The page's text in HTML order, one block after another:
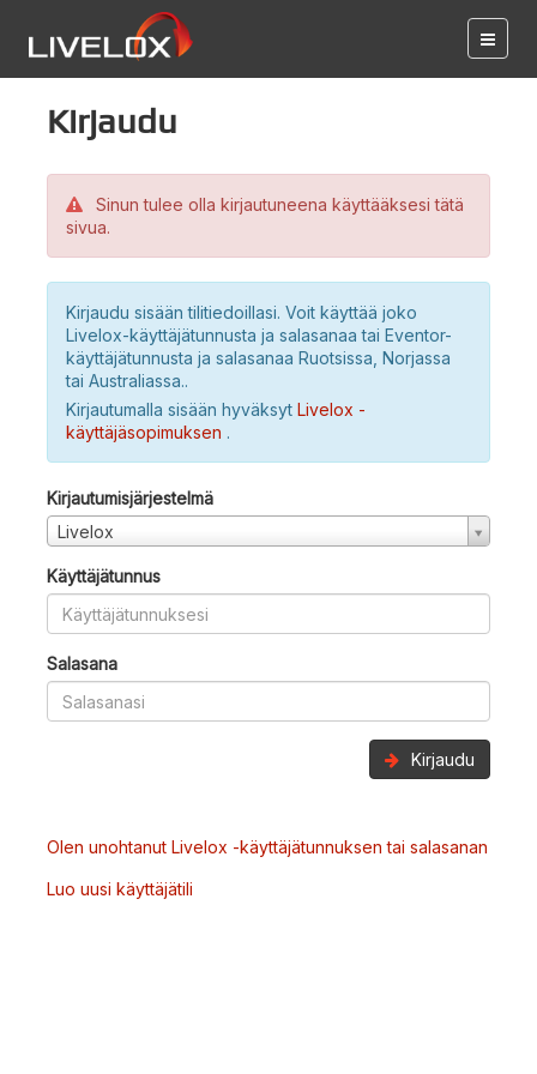
Kirjaudu
Sinun tulee olla kirjautuneena käyttääksesi tätä
sivua.
Kirjaudu sisään tilitiedoillasi. Voit käyttää joko
Livelox-käyttäjätunnusta ja salasanaa tai Eventor-
käyttäjätunnusta ja salasanaa Ruotsissa, Norjassa
tai Australiassa..
Kirjautumalla sisään hyväksyt Livelox -
käyttäjäsopimuksen .
Kirjautumisjärjestelmä
Livelox
Käyttäjätunnus
Salasana
Kirjaudu
Olen unohtanut Livelox -käyttäjätunnuksen tai salasanan
Luo uusi käyttäjätili